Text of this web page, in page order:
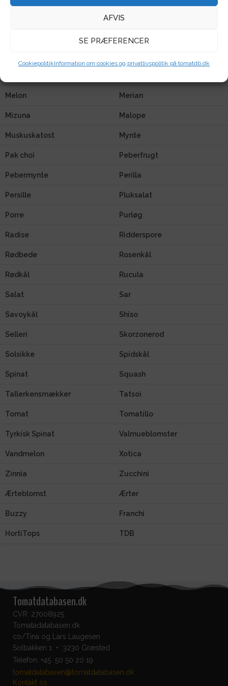
AFVIS
SE PRÆFERENCER
CookiepolitikInformation om cookies og privatlivspolitik på tomatdb.dk
Lathyrus
Melon Merian
Mizuna Malope
Muskuskatost Mynte
Pak choi Peberfrugt
Pebermynte Perilla
Persille Pluksalat
Porre Purløg
Radise Ridderspore
Rødbede Rosenkål
Rødkål Rucula
Salat Sar
Savoykål Shiso
Selleri Skorzonerod
Solsikke Spidskål
Spinat Squash
Tallerkensmækker Tatsoi
Tomat Tomatillo
Tyrkisk Spinat Valmueblomster
Vandmelon Xotica
Zinnia Zucchini
Ærteblomst Ærter
Buzzy Franchi
HortiTops TDB
Tomatdatabasen.dk
CVR: 27008925
Tomatadatabasen.dk
co/Tina og Lars Laugesen
Solbakken 1 • 3230 Græsted
Telefon: +45 50 50 20 19
tomatdatabasen@tomatdatabasen.dk
Kontakt os